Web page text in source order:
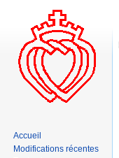
Accueil
Modifications récentes